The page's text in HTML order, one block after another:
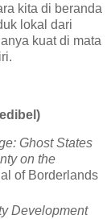
kita di beranda
lokal dari
kuat di mata
Ghost States
on the
of Borderlands
Development